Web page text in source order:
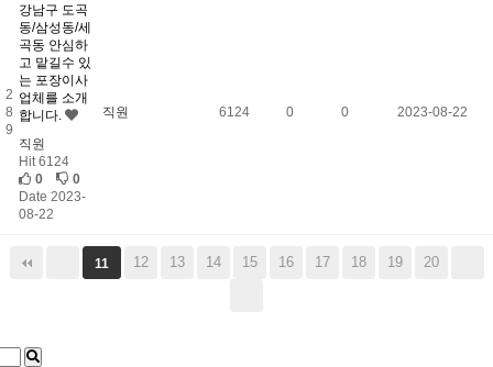
2
8
9
강남구 도곡
동/삼성동/세
곡동 안심하
고 맡길수 있
는 포장이사
업체를 소개
합니다.
직원
Hit 6124
0
0
Date 2023-
08-22
직원 6124 0 0 2023-08-22
11 12 13 14 15 16 17 18 19 20